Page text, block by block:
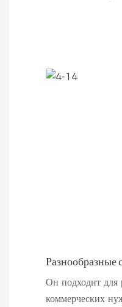
Разнообразные
Он подходит для
коммерческих